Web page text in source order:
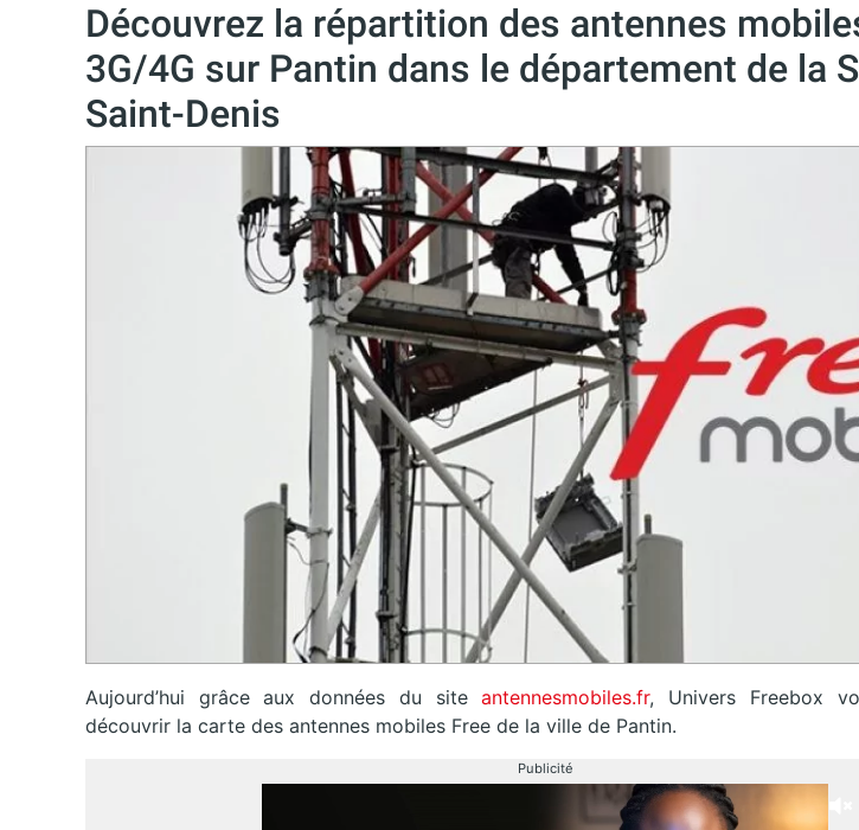
Découvrez la répartition des antennes
3G/4G sur Pantin dans le département de la
Saint-Denis
Aujourd’hui grâce aux données du siteantennesmobiles.fr, Univers Freebox
découvrir la carte des antennes mobiles Free de la ville de Pantin.
Publicité